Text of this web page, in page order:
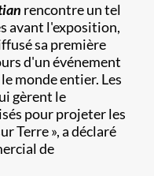
rencontre un tel
avant l'exposition,
sa première
d'un événement
monde entier. Les
gèrent le
pour projeter les
Terre », a déclaré
de